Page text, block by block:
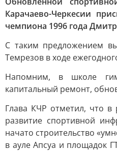
Карачаево-Черкесии
чемпиона 1996 года
С таким предложением
Темрезов в ходе
Напомним, в школе
капитальный ремонт,
Глава КЧР отметил, что в
развитие спортивной
начато строительство
в ауле Апсуа и площадок